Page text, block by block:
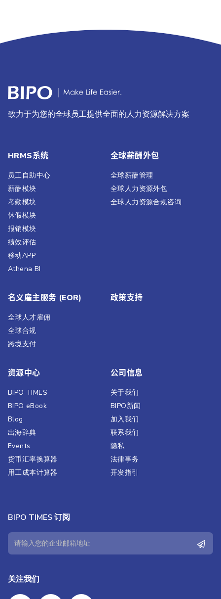
致力于为您的全球员工提供全面的人力资源解决方案
HRMS系统
员工自助中心
薪酬模块
考勤模块
休假模块
报销模块
绩效评估​
移动APP
Athena BI
全球薪酬外包
全球薪酬管理
全球人力资源外包
全球人力资源合规咨询
名义雇主服务 (EOR)
全球人才雇佣
全球合规
跨境支付
政策支持
资源中心
BIPO TIMES
BIPO eBook
Blog
出海辞典
Events
货币汇率换算器
用工成本计算器
公司信息
关于我们
BIPO新闻​
加入我们
联系我们
隐私
法律事务
开发指引
BIPO TIMES 订阅
关注我们